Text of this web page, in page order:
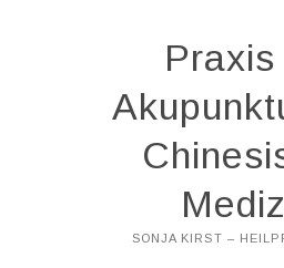
SONJA KIRST –